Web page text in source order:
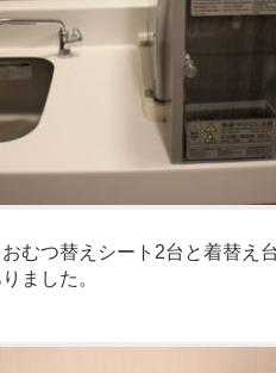
むつ替えシート2台と着替え
ました。